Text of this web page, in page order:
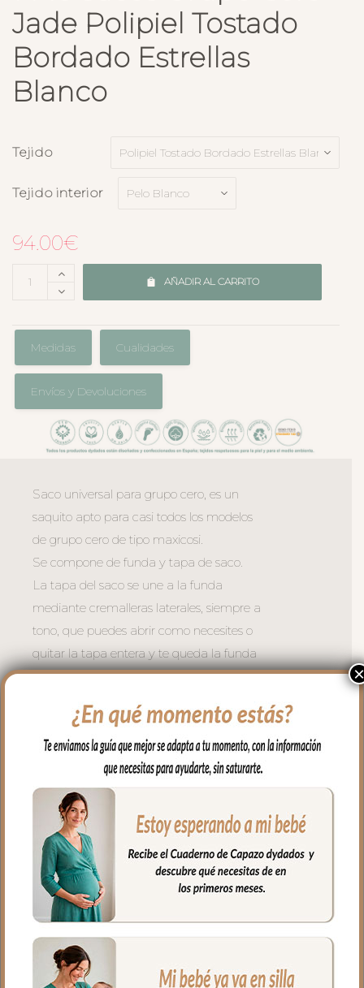
Jade Polipiel Tostado
Bordado Estrellas
Blanco
Tejido
Tejido interior
94.00€
AÑADIR AL CARRITO
Medidas Cualidades
Envíos y Devoluciones
Saco universal para grupo cero, es un
saquito apto para casi todos los modelos
de grupo cero de tipo maxicosi.
Se compone de funda y tapa de saco.
La tapa del saco se une a la funda
mediante cremalleras laterales, siempre a
tono, que puedes abrir como necesites o
quitar la tapa entera y te queda la funda
para usar como colchoneta en los días de
Para el tejido de la funda puedes elegir
en piqué de algodón o en pelo corto liso.
Con un relleno de micro fibra hueca para
mayor confort del bebé y muy buena
transpirabilidad. Por el revés un tejido
rejilla 3D para una mejor ventilación.
Ojales en respaldo y culete para la salida
de arneses. Traseras ajustadas con goma
en la parte superior y en la inferior para
que quede bien sujeta.
La tapa del saco en tejido polipiel
bordada; una polipiel sintética muy suave
×